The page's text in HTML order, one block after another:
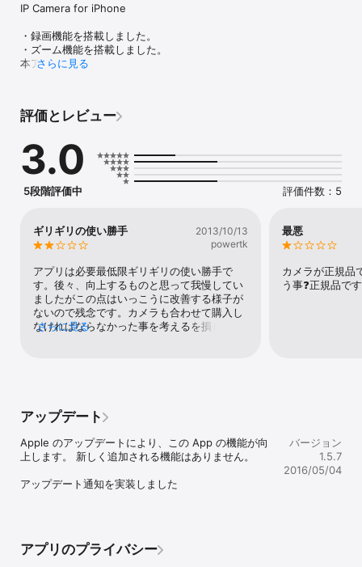
IP Camera for iPhone
・録画機能を搭載しました。
・ズーム機能を搭載しました。
本アプリは
す。
選択:複数のカメラから見たいカメラを選択します。
画質:明るさやコントラストを調整します。
撮影:撮影して、保存します。
センター:カメラの原点調整を行います。
設定:ネットワークやユーザID等の設定を行います。
IP Cameraは恭和楽天市場からご購入ください。
*弊社のアプリは弊社のIPカメラ以外では動作いたしません。
製品ページ
http://www.kyowagroup-product.com/ipcamera.html
さらに見る
評価とレビュー
3.0
5段階評価中 評価件数：5
ギリギリの使い勝手
2013/10/13
powertk
アプリは必要最低限ギリギリの使い勝手で
す。後々、向上するものと思って我慢してい
ましたがこの点はいっこうに改善する様子が
ないので残念です。カメラも合わせて購入し
なければならなかった事を考えるを損した気
さらに見る
最悪
カメラが正規品
う事❓正規品で
アップデート
Apple のアップデートにより、この App の機能が向
上します。 新しく追加される機能はありません。
アップデート通知を実装しました
バージョン
1.5.7
2016/05/04
アプリのプライバシー